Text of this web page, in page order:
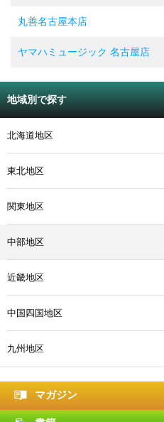
丸善名古屋本店
ヤマハミュージック 名古屋店
地域別で探す
北海道地区
東北地区
関東地区
中部地区
近畿地区
中国四国地区
九州地区
マガジン